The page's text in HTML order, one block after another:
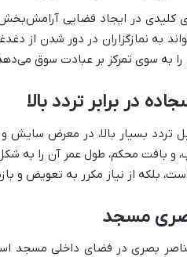
کلیدی در ایجاد فضایی
به نمازگزاران در دور شدن از
به سوی تمرکز بر عبادت سوق
در برابر تردد بالا
بسیار بالا، در معرض سایش و
و بافت محکم، طول عمر آن را به
بلکه از نیاز مکرر به تعویض و
مسجد
عناصر بصری در فضای داخلی